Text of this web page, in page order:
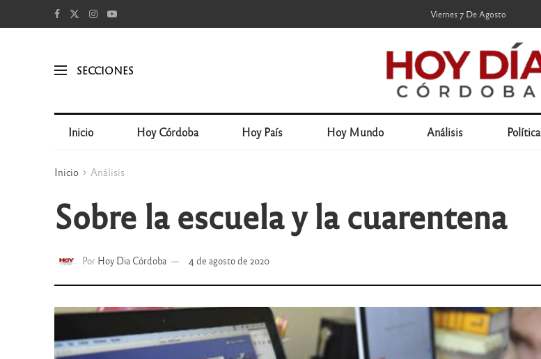
Viernes 7 De Agosto
SECCIONES
Inicio Hoy Córdoba Hoy País Hoy Mundo Análisis Política
Inicio Análisis
Sobre la escuela y la cuarentena
Por Hoy Dia Córdoba 4 de agosto de 2020